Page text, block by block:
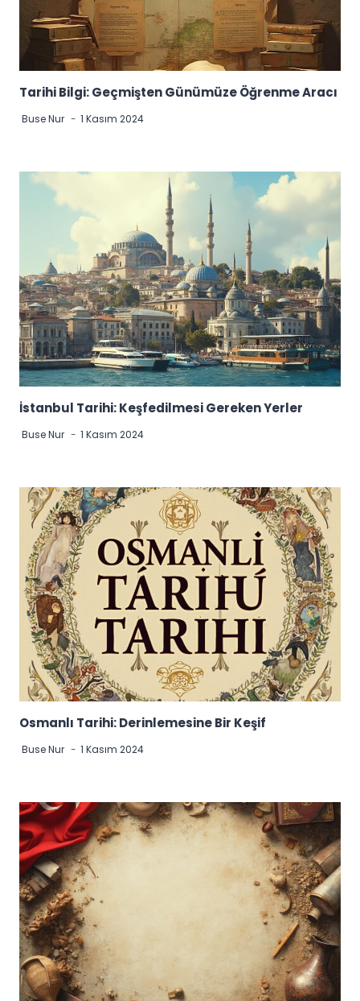
Tarihi Bilgi: Geçmişten Günümüze Öğrenme Aracı
Buse Nur 1 Kasım 2024
İstanbul Tarihi: Keşfedilmesi Gereken Yerler
Buse Nur 1 Kasım 2024
Osmanlı Tarihi: Derinlemesine Bir Keşif
Buse Nur 1 Kasım 2024